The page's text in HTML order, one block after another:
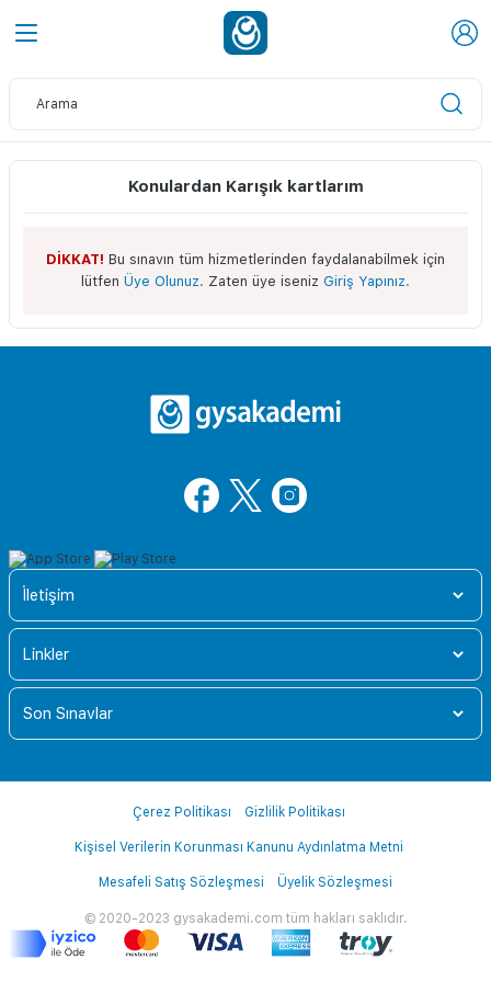
Konulardan Karışık kartlarım
DİKKAT! Bu sınavın tüm hizmetlerinden faydalanabilmek için
lütfen Üye Olunuz. Zaten üye iseniz Giriş Yapınız.
İletişim
Linkler
Son Sınavlar
© 2020-2023 gysakademi.com tüm hakları saklıdır.
Çerez Politikası Gizlilik Politikası
Kişisel Verilerin Korunması Kanunu Aydınlatma Metni
Mesafeli Satış Sözleşmesi Üyelik Sözleşmesi